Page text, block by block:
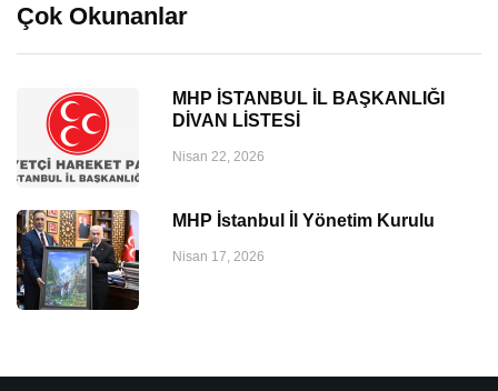
Çok Okunanlar
MHP İSTANBUL İL BAŞKANLIĞI
DİVAN LİSTESİ
Nisan 22, 2026
MHP İstanbul İl Yönetim Kurulu
Nisan 17, 2026